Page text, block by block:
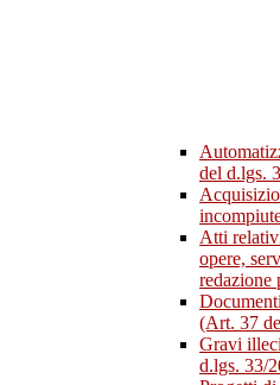
del d.lgs.
Atti
opere,
redazione
(Art. 37
Gravi
d.lgs. 33/